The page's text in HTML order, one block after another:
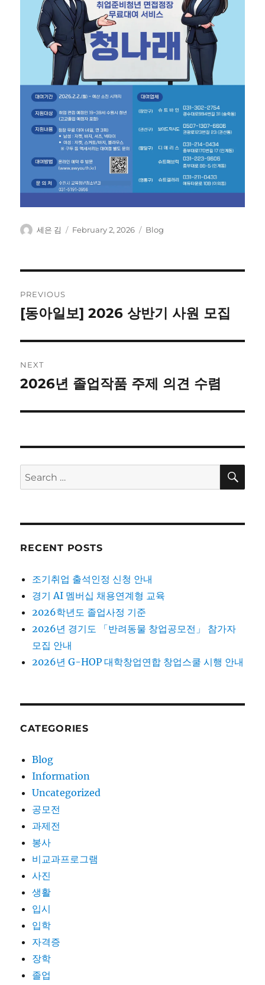
Author
세은 김
Posted
February 2, 2026 Categories
Blog
navigation
PREVIOUS
Previous
[동아일보] 2026 상반기 사원 모집
NEXT
Next
2026년 졸업작품 주제 의견 수렴
Search
for:
RECENT POSTS
조기취업 출석인정 신청 안내
경기 AI 멤버십 채용연계형 교육
2026학년도 졸업사정 기준
2026년 경기도 「반려동물 창업공모전」 참가자
모집 안내
2026년 G-HOP 대학창업연합 창업스쿨 시행 안내
CATEGORIES
Blog
Information
Uncategorized
공모전
과제전
봉사
비교과프로그램
사진
생활
입시
입학
자격증
장학
졸업